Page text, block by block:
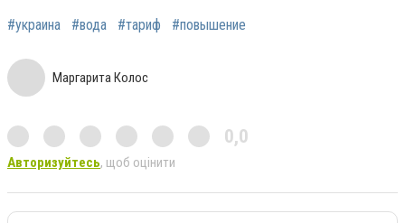
#украина #вода #тариф #повышение
Маргарита Колос
0,0
Авторизуйтесь, щоб оцінити